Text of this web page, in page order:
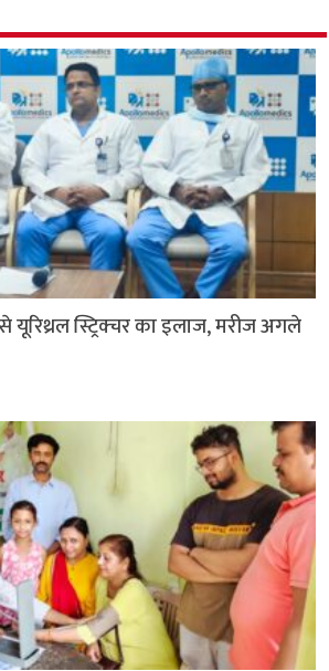
a
m
n
k
स्ट्रिक्चर का इलाज, मरीज अगले